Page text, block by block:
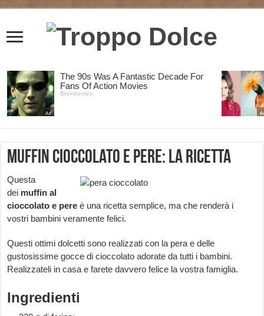
Muffin cioccolato e pere: la ricetta
Questa
dei muffin al
cioccolato e pere è una ricetta semplice, ma che renderà i
vostri bambini veramente felici.
Questi ottimi dolcetti sono realizzati con la pera e delle
gustosissime gocce di cioccolato adorate da tutti i bambini.
Realizzateli in casa e farete davvero felice la vostra famiglia.
Ingredienti